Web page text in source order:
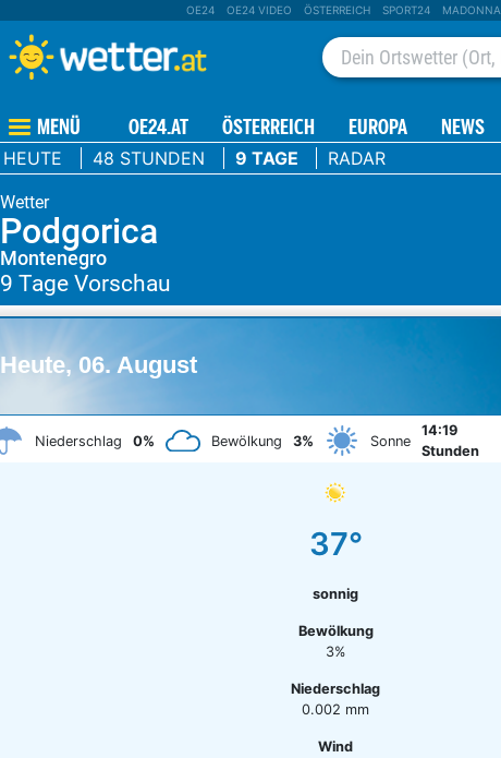
OE24 OE24 VIDEO ÖSTERREICH SPORT24 MADONNA
MENÜ OE24.AT ÖSTERREICH EUROPA NEWS
HEUTE 48 STUNDEN 9 TAGE RADAR
Podgorica
Montenegro
Heute, 06. August
Niederschlag 0% Bewölkung 3% Sonne
14:19
Stunden
37°
sonnig
Bewölkung
3%
Niederschlag
0.002 mm
Wind